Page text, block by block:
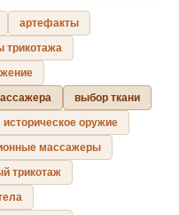
артефакты
трикотажа
выбор ткани
историческое оружие
массажеры
трикотаж